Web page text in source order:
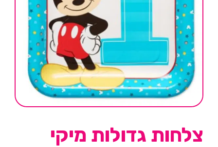
צלחות גדולות מיקי